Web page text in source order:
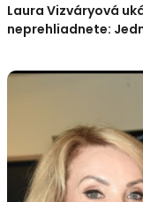
Laura Vizváryová
neprehliadnete: